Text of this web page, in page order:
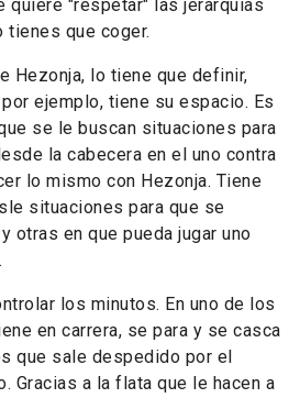
quiere "respetar" las jerarquías
que coger.
Hezonja, lo tiene que definir,
ejemplo, tiene su espacio. Es
se le buscan situaciones para
la cabecera en el uno contra
lo mismo con Hezonja. Tiene
situaciones para que se
otras en que pueda jugar uno
los minutos. En uno de los
en carrera, se para y se casca
que sale despedido por el
Gracias a la flata que le hacen a